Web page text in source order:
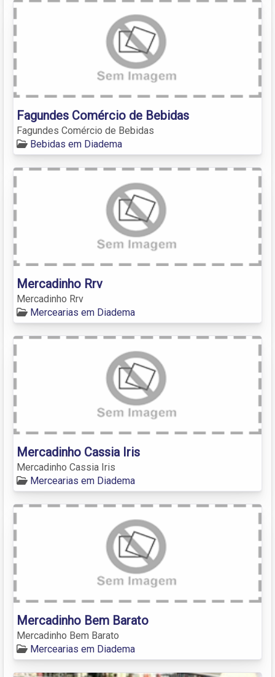
Fagundes Comércio de Bebidas
Fagundes Comércio de Bebidas
Bebidas em Diadema
Mercadinho Rrv
Mercadinho Rrv
Mercearias em Diadema
Mercadinho Cassia Iris
Mercadinho Cassia Iris
Mercearias em Diadema
Mercadinho Bem Barato
Mercadinho Bem Barato
Mercearias em Diadema